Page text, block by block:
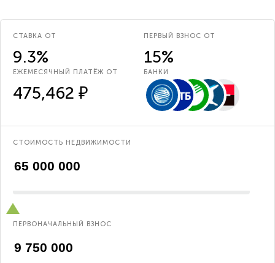
СТАВКА ОТ
9.3%
ПЕРВЫЙ ВЗНОС ОТ
15%
ЕЖЕМЕСЯЧНЫЙ ПЛАТЁЖ ОТ
475,462 ₽
БАНКИ
СТОИМОСТЬ НЕДВИЖИМОСТИ
ПЕРВОНАЧАЛЬНЫЙ ВЗНОС